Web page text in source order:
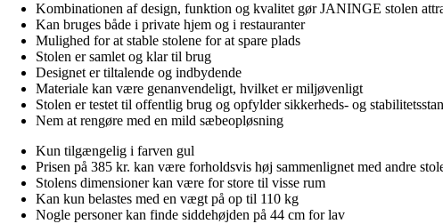
Kombinationen af design, funktion og kvalitet gør JANINGE stolen
Kan bruges både i private hjem og i restauranter
Mulighed for at stable stolene for at spare plads
Stolen er samlet og klar til brug
Designet er tiltalende og indbydende
Materiale kan være genanvendeligt, hvilket er miljøvenligt
Stolen er testet til offentlig brug og opfylder sikkerheds- og
Nem at rengøre med en mild sæbeopløsning
Kun tilgængelig i farven gul
Prisen på 385 kr. kan være forholdsvis høj sammenlignet med andre
Stolens dimensioner kan være for store til visse rum
Kan kun belastes med en vægt på op til 110 kg
Nogle personer kan finde siddehøjden på 44 cm for lav